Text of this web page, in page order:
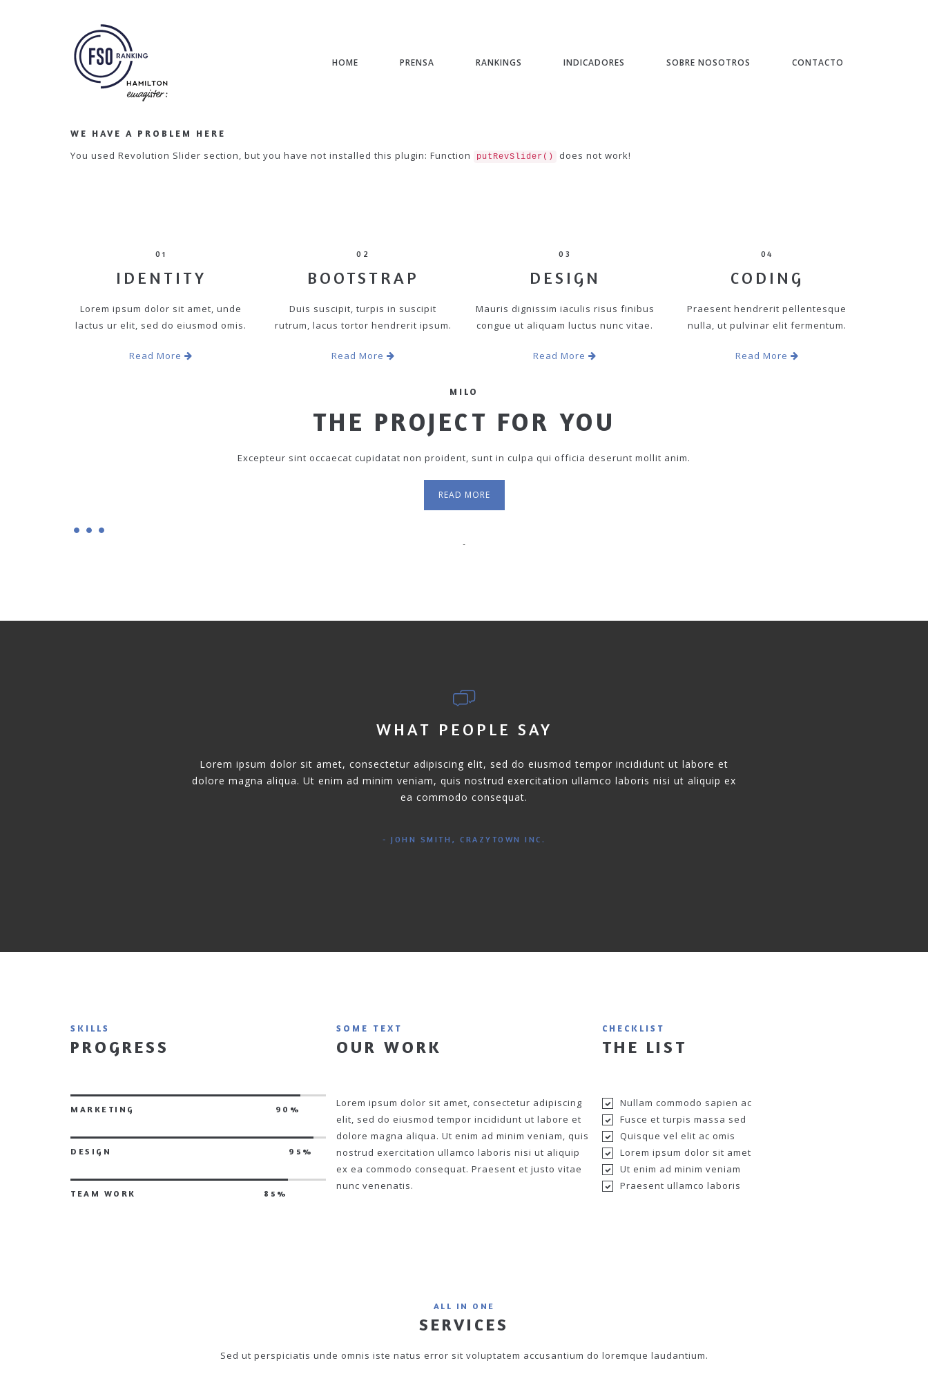
HOME PRENSA RANKINGS INDICADORES SOBRE NOSOTROS CONTACTO
WE HAVE A PROBLEM HERE
You used Revolution Slider section, but you have not installed this plugin: Function putRevSlider() does not work!
01
IDENTITY
Lorem ipsum dolor sit amet, unde
lactus ur elit, sed do eiusmod omis.
Read More
02
BOOTSTRAP
Duis suscipit, turpis in suscipit
rutrum, lacus tortor hendrerit ipsum.
Read More
03
DESIGN
Mauris dignissim iaculis risus finibus
congue ut aliquam luctus nunc vitae.
Read More
04
CODING
Praesent hendrerit pellentesque
nulla, ut pulvinar elit fermentum.
Read More
MILO
THE PROJECT FOR YOU
Excepteur sint occaecat cupidatat non proident, sunt in culpa qui officia deserunt mollit anim.
READ MORE
Sed ut perspiciatis unde omnis iste natus error sit voluptatem accusantium
WHAT PEOPLE SAY
Lorem ipsum dolor sit amet, consectetur adipiscing elit, sed do eiusmod tempor incididunt ut labore et
dolore magna aliqua. Ut enim ad minim veniam, quis nostrud exercitation ullamco laboris nisi ut aliquip ex
ea commodo consequat.
JOHN SMITH, CRAZYTOWN INC.
SKILLS
PROGRESS
MARKETING 90%
DESIGN 95%
TEAM WORK 85%
SOME TEXT
OUR WORK
Lorem ipsum dolor sit amet, consectetur adipiscing
elit, sed do eiusmod tempor incididunt ut labore et
dolore magna aliqua. Ut enim ad minim veniam, quis
nostrud exercitation ullamco laboris nisi ut aliquip
ex ea commodo consequat. Praesent et justo vitae
nunc venenatis.
CHECKLIST
THE LIST
Nullam commodo sapien ac
Fusce et turpis massa sed
Quisque vel elit ac omis
Lorem ipsum dolor sit amet
Ut enim ad minim veniam
Praesent ullamco laboris
ALL IN ONE
SERVICES
Sed ut perspiciatis unde omnis iste natus error sit voluptatem accusantium do loremque laudantium.